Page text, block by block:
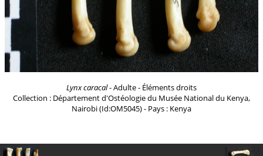
Lynx caracal- Adulte - Éléments droits
Collection : Département d'Ostéologie du Musée National du Kenya,
Nairobi (Id:OM5045) - Pays : Kenya